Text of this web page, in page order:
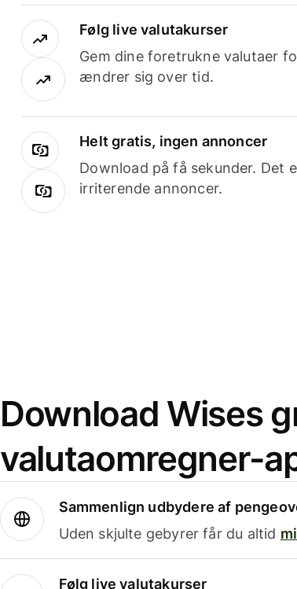
Følg live valutakurser
Gem dine foretrukne valutaer
ændrer sig over tid.
Helt gratis, ingen annoncer
Download på få sekunder. Det
irriterende annoncer.
Download Wises
valutaomregner-
Sammenlign udbydere af
Uden skjulte gebyrer får du altid
Følg live valutakurser